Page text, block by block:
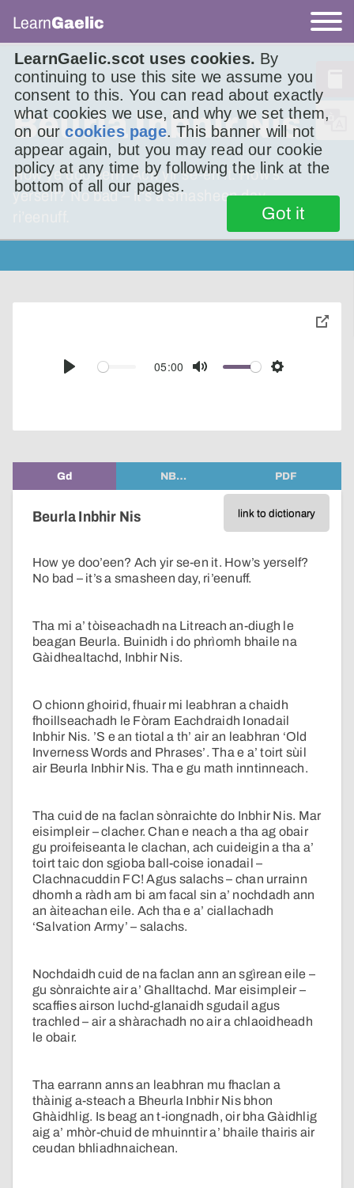
LearnGaelic.scot uses cookies. By
continuing to use this site we assume you
consent to this. You can read about exactly
what cookies we use, and why we set them,
on ourcookies page. This banner will not
appear again, but you may read our cookie
policy at any time by following the link at the
bottom of all our pages.
Got it
LearnGaelic
Beurla Inbhir Nis
How ye doo’een? Ach yir se-en it. How’s
yerself? No bad – it’s a smasheen day,
Play
05:00
Mute Settings
toggle
Gd NB… PDF
link to dictionary
Beurla Inbhir Nis
How ye doo’een? Ach yir se-en it. How’s yerself?
No bad – it’s a smasheen day, ri’eenuff.
Tha mi a’ tòiseachadh na Litreach an-diugh le
beagan Beurla. Buinidh i do phrìomh bhaile na
Gàidhealtachd, Inbhir Nis.
O chionn ghoirid, fhuair mi leabhran a chaidh
fhoillseachadh le Fòram Eachdraidh Ionadail
Inbhir Nis. ’S e an tiotal a th’ air an leabhran ‘Old
Inverness Words and Phrases’. Tha e a’ toirt sùil
air Beurla Inbhir Nis. Tha e gu math inntinneach.
Tha cuid de na faclan sònraichte do Inbhir Nis. Mar
eisimpleir – clacher. Chan e neach a tha ag obair
gu proifeiseanta le clachan, ach cuideigin a tha a’
toirt taic don sgioba ball-coise ionadail –
Clachnacuddin FC! Agus salachs – chan urrainn
dhomh a ràdh am bi am facal sin a’ nochdadh ann
an àiteachan eile. Ach tha e a’ ciallachadh
‘Salvation Army’ – salachs.
Nochdaidh cuid de na faclan ann an sgìrean eile –
gu sònraichte air a’ Ghalltachd. Mar eisimpleir –
scaffies airson luchd-glanaidh sgudail agus
trachled – air a shàrachadh no air a chlaoidheadh
le obair.
Tha earrann anns an leabhran mu fhaclan a
thàinig a-steach a Bheurla Inbhir Nis bhon
Ghàidhlig. Is beag an t-iongnadh, oir bha Gàidhlig
aig a’ mhòr-chuid de mhuinntir a’ bhaile thairis air
ceudan bhliadhnaichean.